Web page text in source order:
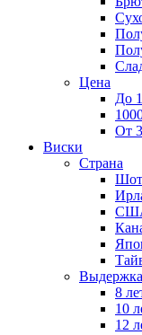
Цена
До
От
Виски
Страна
Выдержка
8
10
12